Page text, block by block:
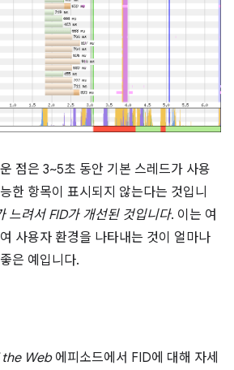
점은 3~5초 동안 기본 스레드가 사용
한 항목이 표시되지 않는다는 것입니
느려서 FID가 개선된 것입니다. 이는 여
사용자 환경을 나타내는 것이 얼마나
은 예입니다.
the Web에피소드에서 FID에 대해 자세